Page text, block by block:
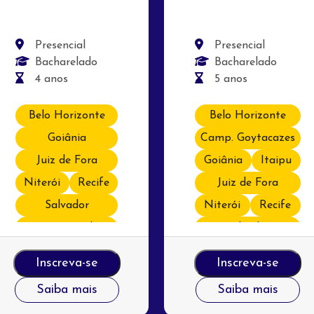
Presencial
Bacharelado
4 anos
Belo Horizonte
Goiânia
Juiz de Fora
Niterói
Recife
Salvador
Inscreva-se
Saiba mais
Presencial
Bacharelado
5 anos
Belo Horizonte
Camp. Goytacazes
Goiânia
Itaipu
Juiz de Fora
Niterói
Recife
São Gonçalo
Inscreva-se
Saiba mais